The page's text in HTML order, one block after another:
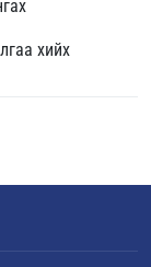
хийх